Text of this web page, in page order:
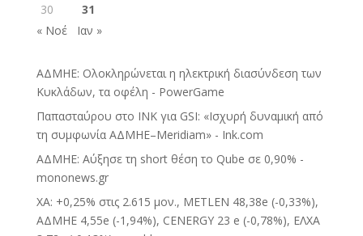
30
31
« Νοέ
Ιαν »
ΑΔΜΗΕ: Ολοκληρώνεται η ηλεκτρική διασύνδεση των
Κυκλάδων, τα οφέλη - PowerGame
Παπασταύρου στο INK για GSI: «Ισχυρή δυναμική από
τη συμφωνία ΑΔΜΗΕ–Meridiam» - Ink.com
ΑΔΜΗΕ: Αύξησε τη short θέση το Qube σε 0,90% -
mononews.gr
ΧΑ: +0,25% στις 2.615 μον., METLEN 48,38e (-0,33%),
ΑΔΜΗΕ 4,55e (-1,94%), CENERGY 23 e (-0,78%), ΕΛΧΑ